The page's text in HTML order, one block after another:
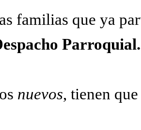
familias que ya
Parroquial.
nuevos, tienen